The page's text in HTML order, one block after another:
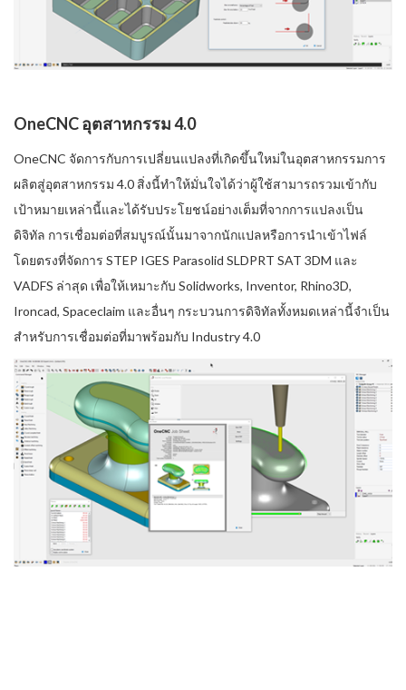
OneCNC อุตสาหกรรม 4.0
OneCNC จัดการกับการเปลี่ยนแปลงที่เกิดขึ้นใหม่ในอุตสาหกรรมการ
ผลิตสู่อุตสาหกรรม 4.0 สิ่งนี้ทำให้มั่นใจได้ว่าผู้ใช้สามารถรวมเข้ากับ
เป้าหมายเหล่านี้และได้รับประโยชน์อย่างเต็มที่จากการแปลงเป็น
ดิจิทัล การเชื่อมต่อที่สมบูรณ์นั้นมาจากนักแปลหรือการนำเข้าไฟล์
โดยตรงที่จัดการ STEP IGES Parasolid SLDPRT SAT 3DM และ
VADFS ล่าสุด เพื่อให้เหมาะกับ Solidworks, Inventor, Rhino3D,
Ironcad, Spaceclaim และอื่นๆ กระบวนการดิจิทัลทั้งหมดเหล่านี้จำเป็น
สำหรับการเชื่อมต่อที่มาพร้อมกับ Industry 4.0